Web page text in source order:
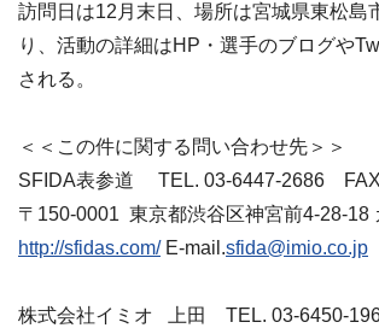
訪問日は12月末日、場所は宮城県東松島
り、活動の詳細はHP・選手のブログや
される。
＜＜この件に関する問い合わせ先＞＞
SFIDA表参道 TEL. 03-6447-2686
〒150-0001 東京都渋谷区神宮前4-28-18
http://sfidas.com/E-mail.sfida@imio.co.jp
株式会社イミオ 上田 TEL. 03-6450-